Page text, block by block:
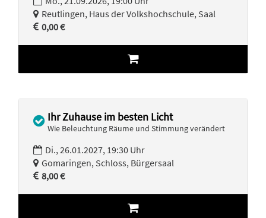
Reutlingen, Haus der Volkshochschule, Saal
0,00 €
Ihr Zuhause im besten Licht
Wie Beleuchtung Räume und Stimmung verändert
Di., 26.01.2027, 19:30 Uhr
Gomaringen, Schloss, Bürgersaal
8,00 €